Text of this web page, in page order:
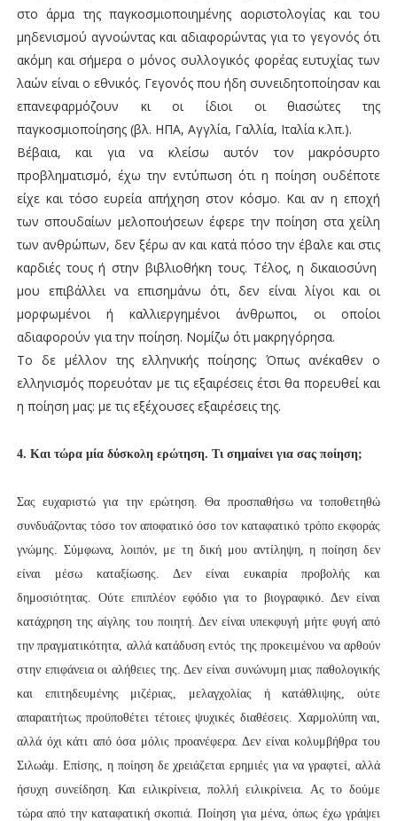
στο άρμα της παγκοσμιοποιημένης αοριστολογίας και του
μηδενισμού αγνοώντας και αδιαφορώντας για το γεγονός ότι
ακόμη και σήμερα ο μόνος συλλογικός φορέας ευτυχίας των
λαών είναι ο εθνικός. Γεγονός που ήδη συνειδητοποίησαν και
επανεφαρμόζουν κι οι ίδιοι οι θιασώτες της
παγκοσμιοποίησης (βλ. ΗΠΑ, Αγγλία, Γαλλία, Ιταλία κ.λπ.).
Βέβαια, και για να κλείσω αυτόν τον μακρόσυρτο
προβληματισμό, έχω την εντύπωση ότι η ποίηση ουδέποτε
είχε και τόσο ευρεία απήχηση στον κόσμο. Και αν η εποχή
των σπουδαίων μελοποιήσεων έφερε την ποίηση στα χείλη
των ανθρώπων, δεν ξέρω αν και κατά πόσο την έβαλε και στις
καρδιές τους ή στην βιβλιοθήκη τους. Τέλος, η δικαιοσύνη
μου επιβάλλει να επισημάνω ότι, δεν είναι λίγοι και οι
μορφωμένοι ή καλλιεργημένοι άνθρωποι, οι οποίοι
αδιαφορούν για την ποίηση. Νομίζω ότι μακρηγόρησα.
Το δε μέλλον της ελληνικής ποίησης; Όπως ανέκαθεν ο
ελληνισμός πορευόταν με τις εξαιρέσεις έτσι θα πορευθεί και
η ποίηση μας: με τις εξέχουσες εξαιρέσεις της.
4. Και τώρα μία δύσκολη ερώτηση. Τι σημαίνει για σας ποίηση;
Σας ευχαριστώ για την ερώτηση. Θα προσπαθήσω να τοποθετηθώ
συνδυάζοντας τόσο τον αποφατικό όσο τον καταφατικό τρόπο εκφοράς
γνώμης. Σύμφωνα, λοιπόν, με τη δική μου αντίληψη, η ποίηση δεν
είναι μέσω καταξίωσης. Δεν είναι ευκαιρία προβολής και
δημοσιότητας. Ούτε επιπλέον εφόδιο για το βιογραφικό. Δεν είναι
κατάχρηση της αίγλης του ποιητή. Δεν είναι υπεκφυγή μήτε φυγή από
την πραγματικότητα, αλλά κατάδυση εντός της προκειμένου να αρθούν
στην επιφάνεια οι αλήθειες της. Δεν είναι συνώνυμη μιας παθολογικής
και επιτηδευμένης μιζέριας, μελαγχολίας ή κατάθλιψης, ούτε
απαραιτήτως προϋποθέτει τέτοιες ψυχικές διαθέσεις. Χαρμολύπη ναι,
αλλά όχι κάτι από όσα μόλις προανέφερα. Δεν είναι κολυμβήθρα του
Σιλωάμ. Επίσης, η ποίηση δε χρειάζεται ερημιές για να γραφτεί, αλλά
ήσυχη συνείδηση. Και ειλικρίνεια, πολλή ειλικρίνεια. Ας το δούμε
τώρα από την καταφατική σκοπιά. Ποίηση για μένα, όπως έχω γράψει